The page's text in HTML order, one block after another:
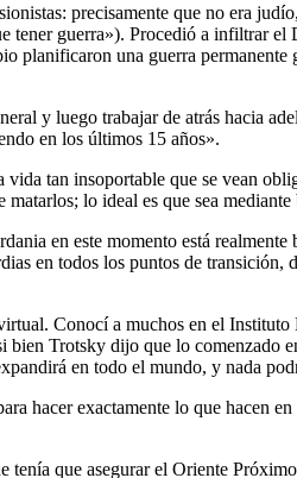
precisamente que no era
guerra»). Procedió a infiltrar
planificaron una guerra
y luego trabajar de atrás hacia
en los últimos 15 años».
tan insoportable que se vean
lo ideal es que sea
en este momento está
en todos los puntos de
Conocí a muchos en el
Trotsky dijo que lo comenzado
en todo el mundo, y nada
hacer exactamente lo que hacen
que asegurar el Oriente